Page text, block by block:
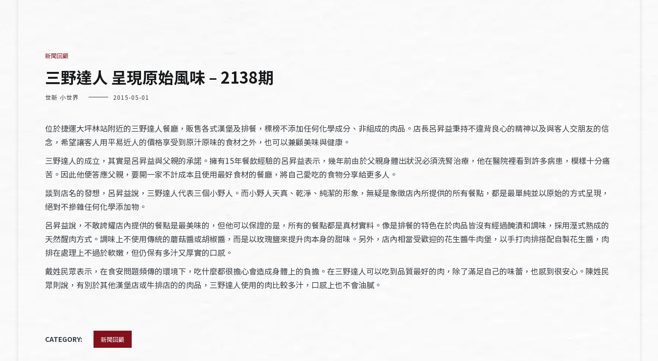
新聞回顧
三野達人 呈現原始風味 – 2138期
世新 小世界 2015-05-01
位於捷運大坪林站附近的三野達人餐廳，販售各式漢堡及排餐，標榜不添加任何化學成分、非組成的肉品。店長呂昇益秉持不違背良心的精神以及與客人交朋友的信
念，希望讓客人用平易近人的價格享受到原汁原味的食材之外，也可以兼顧美味與健康。
三野達人的成立，其實是呂昇益與父親的承諾。擁有15年餐飲經驗的呂昇益表示，幾年前由於父親身體出狀況必須洗腎治療，他在醫院裡看到許多病患，模樣十分痛
苦。因此他便答應父親，要開一家不計成本且使用最好食材的餐廳，將自己愛吃的食物分享給更多人。
談到店名的發想，呂昇益說，三野達人代表三個小野人。而小野人天真、乾淨、純潔的形象，無疑是象徵店內所提供的所有餐點，都是最單純並以原始的方式呈現，
絕對不摻雜任何化學添加物。
呂昇益說，不敢誇耀店內提供的餐點是最美味的，但他可以保證的是，所有的餐點都是真材實料。像是排餐的特色在於肉品皆沒有經過醃漬和調味，採用溼式熟成的
天然醒肉方式。調味上不使用傳統的蘑菇醬或胡椒醬，而是以玫瑰鹽來提升肉本身的甜味。另外，店內相當受歡迎的花生醬牛肉堡，以手打肉排搭配自製花生醬，肉
排在處理上不過於軟嫩，但仍保有多汁又厚實的口感。
戴姓民眾表示，在食安問題頻傳的環境下，吃什麼都很擔心會造成身體上的負擔。在三野達人可以吃到品質最好的肉，除了滿足自己的味蕾，也感到很安心。陳姓民
眾則說，有別於其他漢堡店或牛排店的的肉品，三野達人使用的肉比較多汁，口感上也不會油膩。
CATEGORY: 新聞回顧